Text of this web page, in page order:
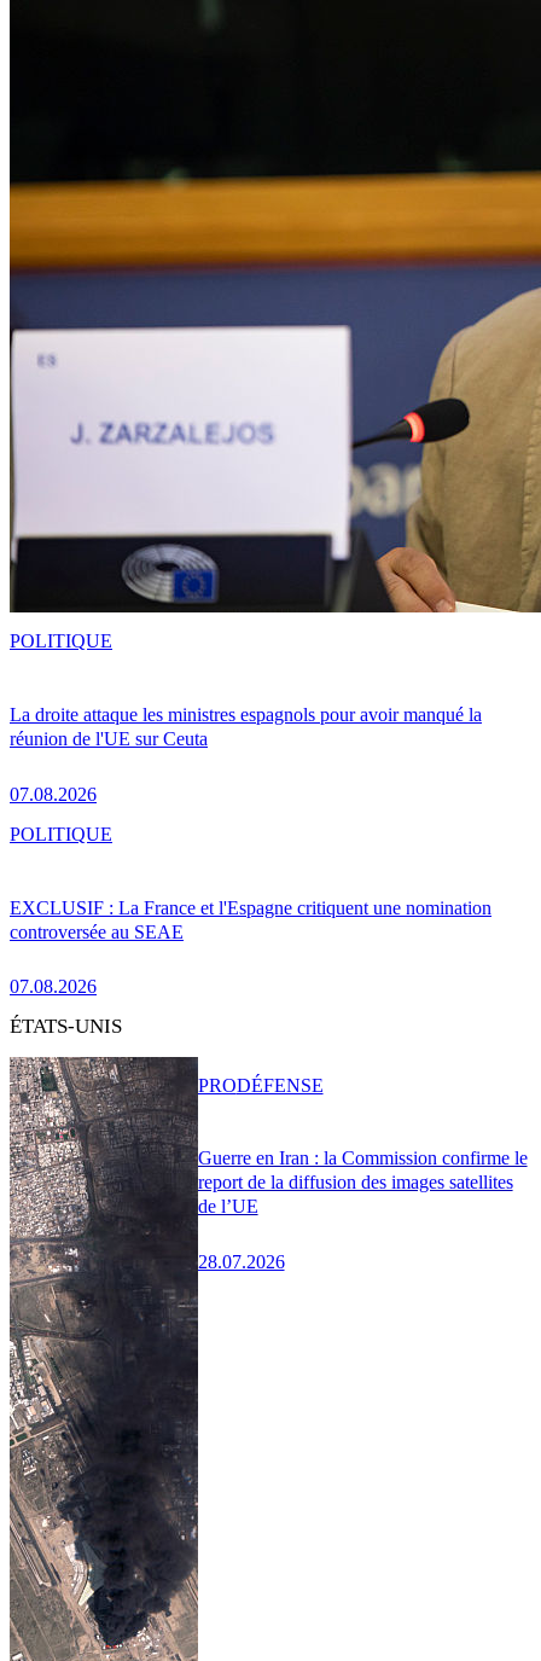
La droite attaque les ministres espagnols pour avoir manqué la
réunion de l'UE sur Ceuta
07.08.2026
POLITIQUE
EXCLUSIF : La France et l'Espagne critiquent une nomination
controversée au SEAE
07.08.2026
POLITIQUE
ÉTATS-UNIS
Guerre en Iran : la Commission confirme le
report de la diffusion des images satellites
de l’UE
28.07.2026
PRODÉFENSE